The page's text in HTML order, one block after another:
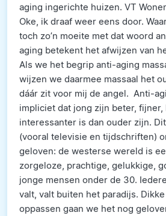
aging ingerichte huizen. VT
Oke, ik draaf weer eens door.
toch zo’n moeite met dat woord
aging betekent het afwijzen van
Als we het begrip anti-aging
wijzen we daarmee massaal het
dáár zit voor mij de angel. Anti-
impliciet dat jong zijn beter, fijner,
interessanter is dan ouder zijn.
(vooral televisie en tijdschriften)
geloven: de westerse wereld is
zorgeloze, prachtige, gelukkige,
jonge mensen onder de 30.
valt, valt buiten het paradijs.
oppassen gaan we het nog